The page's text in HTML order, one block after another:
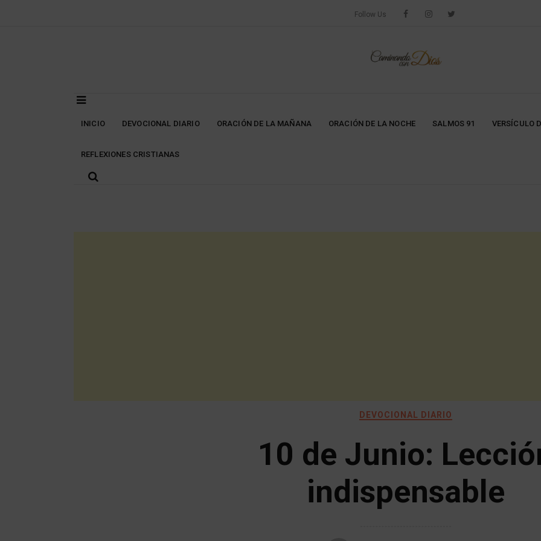
Follow Us
INICIO DEVOCIONAL DIARIO ORACIÓN DE LA MAÑANA ORACIÓN DE LA NOCHE SALMOS 91 VERSÍCULO
REFLEXIONES CRISTIANAS
DEVOCIONAL DIARIO
10 de Junio:
indispensable